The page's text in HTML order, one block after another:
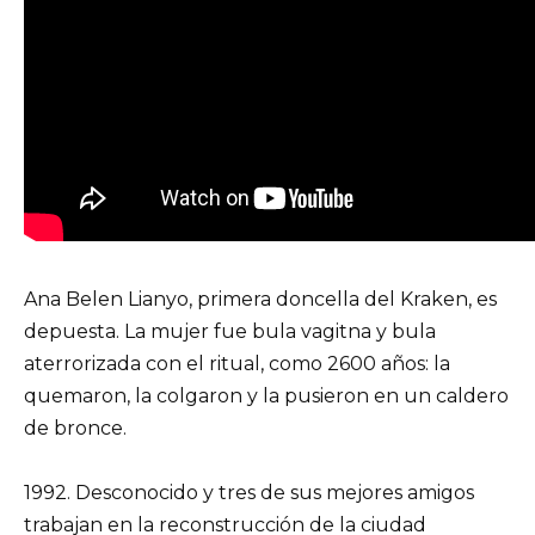
Ana Belen Lianyo, primera doncella del Kraken, es
depuesta. La mujer fue bula vagitna y bula
aterrorizada con el ritual, como 2600 años: la
quemaron, la colgaron y la pusieron en un caldero
de bronce.
1992. Desconocido y tres de sus mejores amigos
trabajan en la reconstrucción de la ciudad